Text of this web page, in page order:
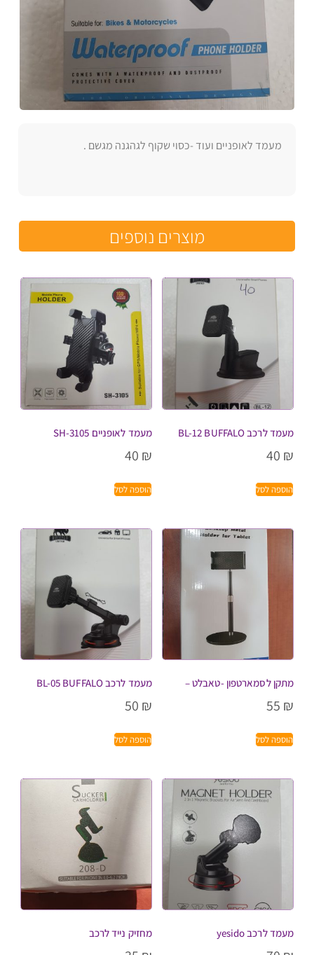
מעמד לאופניים ועוד -כסוי שקוף לגהגנה מגשם .
מוצרים נוספים
מעמד לרכב BL-12 BUFFALO
40 ₪
הוספה לסל
מעמד לאופניים SH-3105
40 ₪
הוספה לסל
מתקן לסמארטפון -טאבלט –
55 ₪
הוספה לסל
מעמד לרכב BL-05 BUFFALO
50 ₪
הוספה לסל
מעמד לרכב yesido מחזיק נייד לרכב